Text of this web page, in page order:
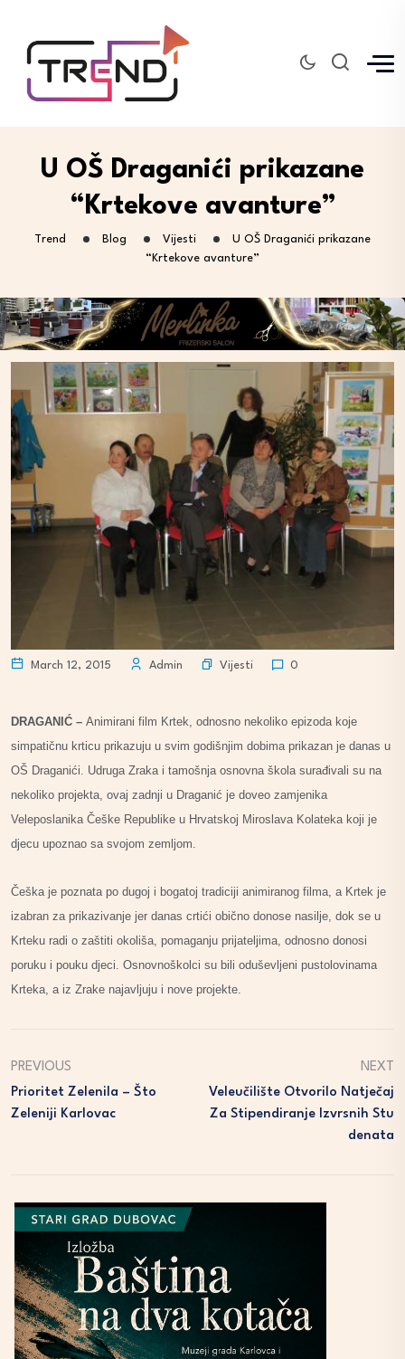
U OŠ Draganići prikazane
“Krtekove avanture”
Trend Blog Vijesti
U OŠ Draganići prikazane
“Krtekove avanture”
March 12, 2015 Admin Vijesti 0
DRAGANIĆ – Animirani film Krtek, odnosno nekoliko epizoda koje
simpatičnu krticu prikazuju u svim godišnjim dobima prikazan je danas u
OŠ Draganići. Udruga Zraka i tamošnja osnovna škola surađivali su na
nekoliko projekta, ovaj zadnji u Draganić je doveo zamjenika
Veleposlanika Češke Republike u Hrvatskoj Miroslava Kolateka koji je
djecu upoznao sa svojom zemljom.
Češka je poznata po dugoj i bogatoj tradiciji animiranog filma, a Krtek je
izabran za prikazivanje jer danas crtići obično donose nasilje, dok se u
Krteku radi o zaštiti okoliša, pomaganju prijateljima, odnosno donosi
poruku i pouku djeci. Osnovnoškolci su bili oduševljeni pustolovinama
Krteka, a iz Zrake najavljuju i nove projekte.
PREVIOUS
Prioritet Zelenila – Što
Zeleniji Karlovac
NEXT
Veleučilište Otvorilo Natječaj
Za Stipendiranje Izvrsnih Stu
Denata